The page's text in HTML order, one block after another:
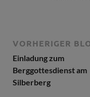
VORHERIGER
Einladung zum
Berggottesdienst am
Silberberg